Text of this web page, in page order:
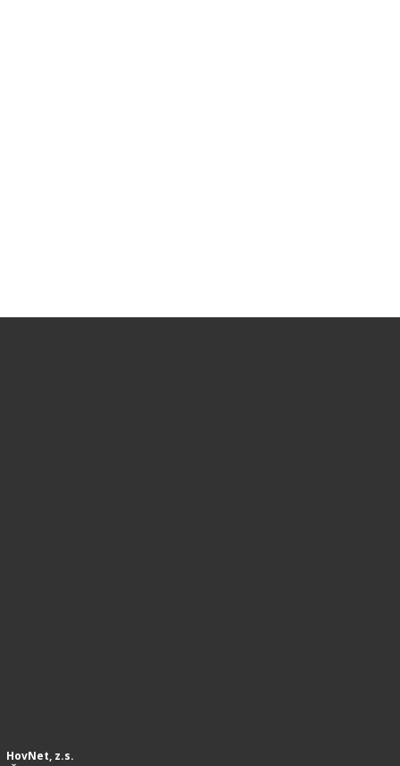
HovNet, z.s.